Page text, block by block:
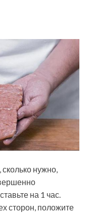
нужно,
на 1 час.
сторон, положите